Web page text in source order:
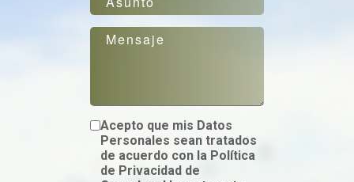
Acepto que mis Datos
Personales sean tratados
de acuerdo con la Política
de Privacidad de